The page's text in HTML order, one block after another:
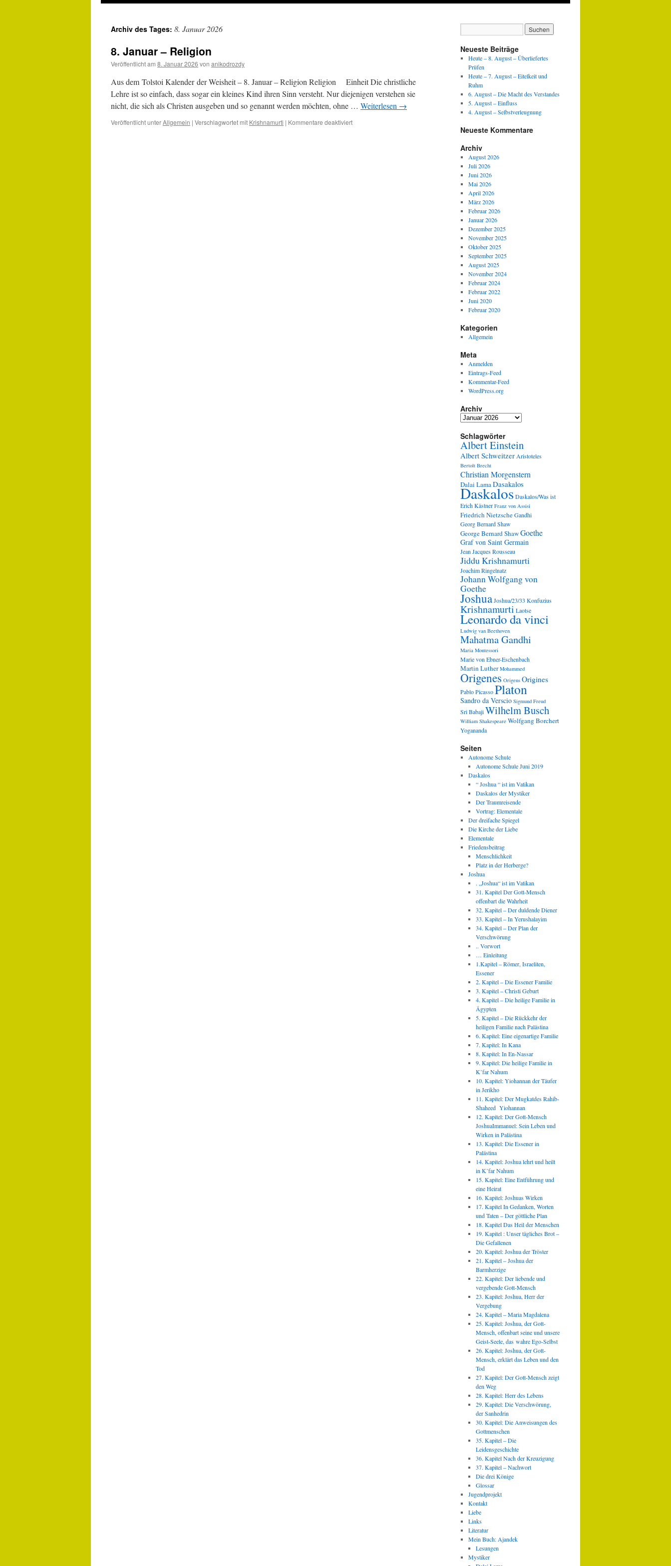
Archiv des Tages: 8. Januar 2026
8. Januar – Religion
Veröffentlicht am 8. Januar 2026 von anikodrozdy
Aus dem Tolstoi Kalender der Weisheit – 8. Januar – Religion Religion Einheit Die christliche
Lehre ist so einfach, dass sogar ein kleines Kind ihren Sinn versteht. Nur diejenigen verstehen sie
nicht, die sich als Christen ausgeben und so genannt werden möchten, ohne … Weiterlesen →
Veröffentlicht unterAllgemein | Verschlagwortet mit Krishnamurti | Kommentare deaktiviertfür
Neueste Beiträge
Heute – 8. August – Überliefertes
Prüfen
Heute – 7. August – Eitelkeit und
Ruhm
6. August – Die Macht des Verstandes
5. August – Einfluss
4. August – Selbstverleugnung
Neueste Kommentare
Archiv
August 2026
Juli 2026
Juni 2026
Mai 2026
April 2026
März 2026
Februar 2026
Januar 2026
Dezember 2025
November 2025
Oktober 2025
September 2025
August 2025
November 2024
Februar 2024
Februar 2022
Juni 2020
Februar 2020
Kategorien
Allgemein
Meta
Anmelden
Eintrags-Feed
Kommentar-Feed
WordPress.org
Archiv
Archiv
Schlagwörter
Albert Einstein
Albert Schweitzer Aristoteles
Bertolt Brecht
Christian Morgenstern
Dalai LamaDasakalos
DaskalosDaskalos/Was ist
Erich Kästner Franz von Assisi
Friedrich NietzscheGandhi
Georg Bernard Shaw
George Bernard ShawGoethe
Graf von Saint Germain
Jean Jacques Rousseau
Jiddu Krishnamurti
Joachim Ringelnatz
Johann Wolfgang von
Goethe
JoshuaJoshua/23/33 Konfuzius
Krishnamurti Laotse
Leonardo da vinci
Ludwig van Beethoven
Mahatma Gandhi
Maria Montessori
Marie von Ebner-Eschenbach
Martin Luther Mohammed
Origenes Origens Origines
Pablo PicassoPlaton
Sandro da Verscio Sigmund Freud
Sri BabajiWilhelm Busch
William Shakespeare Wolfgang Borchert
Yogananda
Seiten
Autonome Schule
Autonome Schule Juni 2019
Daskalos
“ Joshua “ ist im Vatikan
Daskalos der Mystiker
Der Traumreisende
Vortrag: Elementale
Der dreifache Spiegel
Die Kirche der Liebe
Elementale
Friedensbeitrag
Menschlichkeit
Platz in der Herberge?
Joshua
. „Joshua“ ist im Vatikan
31. Kapitel Der Gott-Mensch
offenbart die Wahrheit
32. Kapitel – Der duldende Diener
33. Kapitel – In Yerushalayim
34. Kapitel – Der Plan der
Verschwörung
.. Vorwort
… Einleitung
1.Kapitel – Römer, Israeliten,
Essener
2. Kapitel – Die Essener Familie
3. Kapitel – Christi Geburt
4. Kapitel – Die heilige Familie in
Ägypten
5. Kapitel – Die Rückkehr der
heiligen Familie nach Palästina
6. Kapitel: Eine eigenartige Familie
7. Kapitel: In Kana
8. Kapitel: In En-Nassar
9. Kapitel: Die heilige Familie in
K’far Nahum
10. Kapitel: Yiohannan der Täufer
in Jerikho
11. Kapitel: Der Mugkatdes Rahib-
Shaheed Yiohannan
12. Kapitel: Der Gott-Mensch
JoshuaImmanuel: Sein Leben und
Wirken in Palästina
13. Kapitel: Die Essener in
Palästina
14. Kapitel: Joshua lehrt und heilt
in K’far Nahum
15. Kapitel: Eine Entführung und
eine Heirat
16. Kapitel: Joshuas Wirken
17. Kapitel In Gedanken, Worten
und Taten – Der göttliche Plan
18. Kapitel Das Heil der Menschen
19. Kapitel : Unser tägliches Brot –
Die Gefallenen
20. Kapitel: Joshua der Tröster
21. Kapitel – Joshua der
Barmherzige
22. Kapitel: Der liebende und
vergebende Gott-Mensch
23. Kapitel: Joshua, Herr der
Vergebung
24. Kapitel – Maria Magdalena
25. Kapitel: Joshua, der Gott-
Mensch, offenbart seine und unsere
Geist-Seele, das wahre Ego-Selbst
26. Kapitel: Joshua, der Gott-
Mensch, erklärt das Leben und den
Tod
27. Kapitel: Der Gott-Mensch zeigt
den Weg
28. Kapitel: Herr des Lebens
29. Kapitel: Die Verschwörung,
der Sanhedrin
30. Kapitel: Die Anweisungen des
Gottmenschen
35. Kapitel – Die
Leidensgeschichte
36. Kapitel Nach der Kreuzigung
37. Kapitel – Nachwort
Die drei Könige
Glossar
Jugendprojekt
Kontakt
Liebe
Links
Literatur
Mein Buch: Ajandek
Lesungen
Mystiker